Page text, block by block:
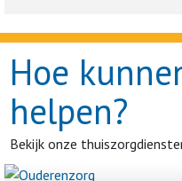
Hoe
helpen?
Bekijk onze